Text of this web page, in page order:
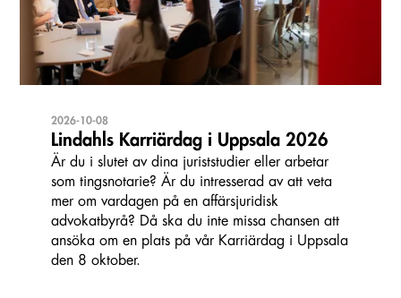
2026-10-08
Lindahls Karriärdag i Uppsala 2026
Är du i slutet av dina juriststudier eller arbetar
som tingsnotarie? Är du intresserad av att veta
mer om vardagen på en affärsjuridisk
advokatbyrå? Då ska du inte missa chansen att
ansöka om en plats på vår Karriärdag i Uppsala
den 8 oktober.